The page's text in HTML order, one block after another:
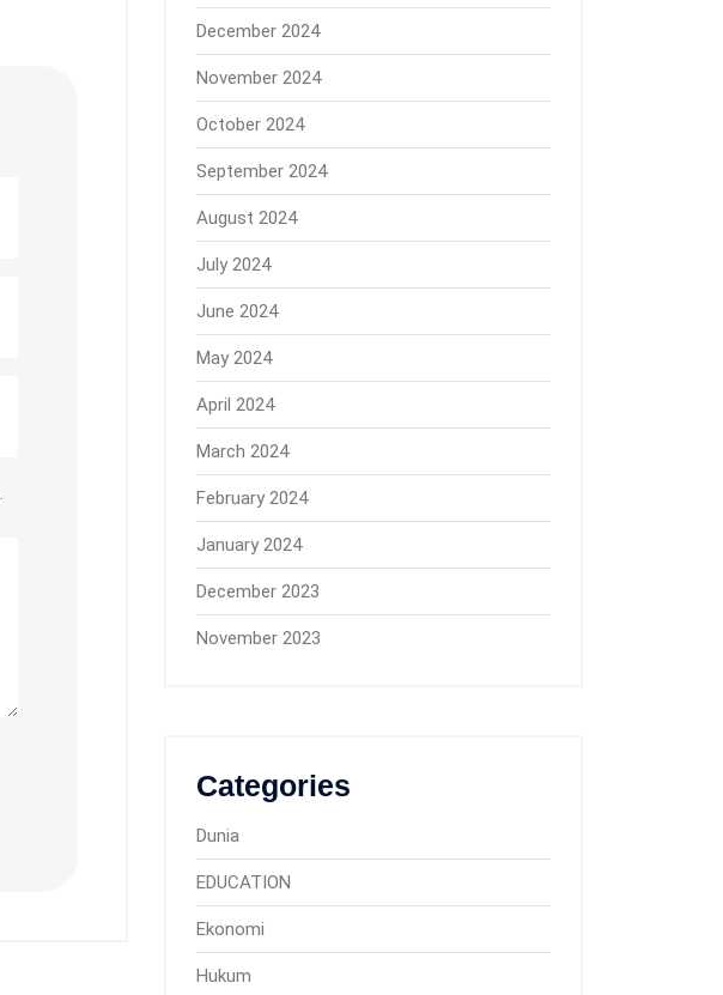
December 2024
November 2024
October 2024
September 2024
August 2024
July 2024
June 2024
May 2024
April 2024
March 2024
February 2024
January 2024
December 2023
November 2023
Categories
Dunia
EDUCATION
Ekonomi
Hukum